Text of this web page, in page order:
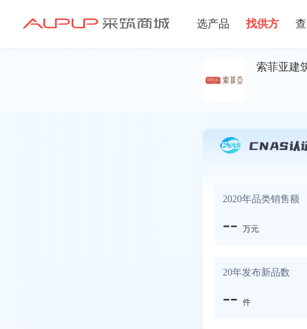
选产品 找供方
招募寻源
索菲亚建
2020年品类销售额
-- 万元
20年发布新品数
-- 件